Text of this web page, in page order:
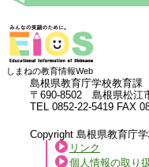
しまねの教育情報Web
島根県教育庁学校教育課
〒690-8502 島根県松江
TEL 0852-22-5419 FAX
Copyright 島根県教育庁
リンク
個人情報の取り